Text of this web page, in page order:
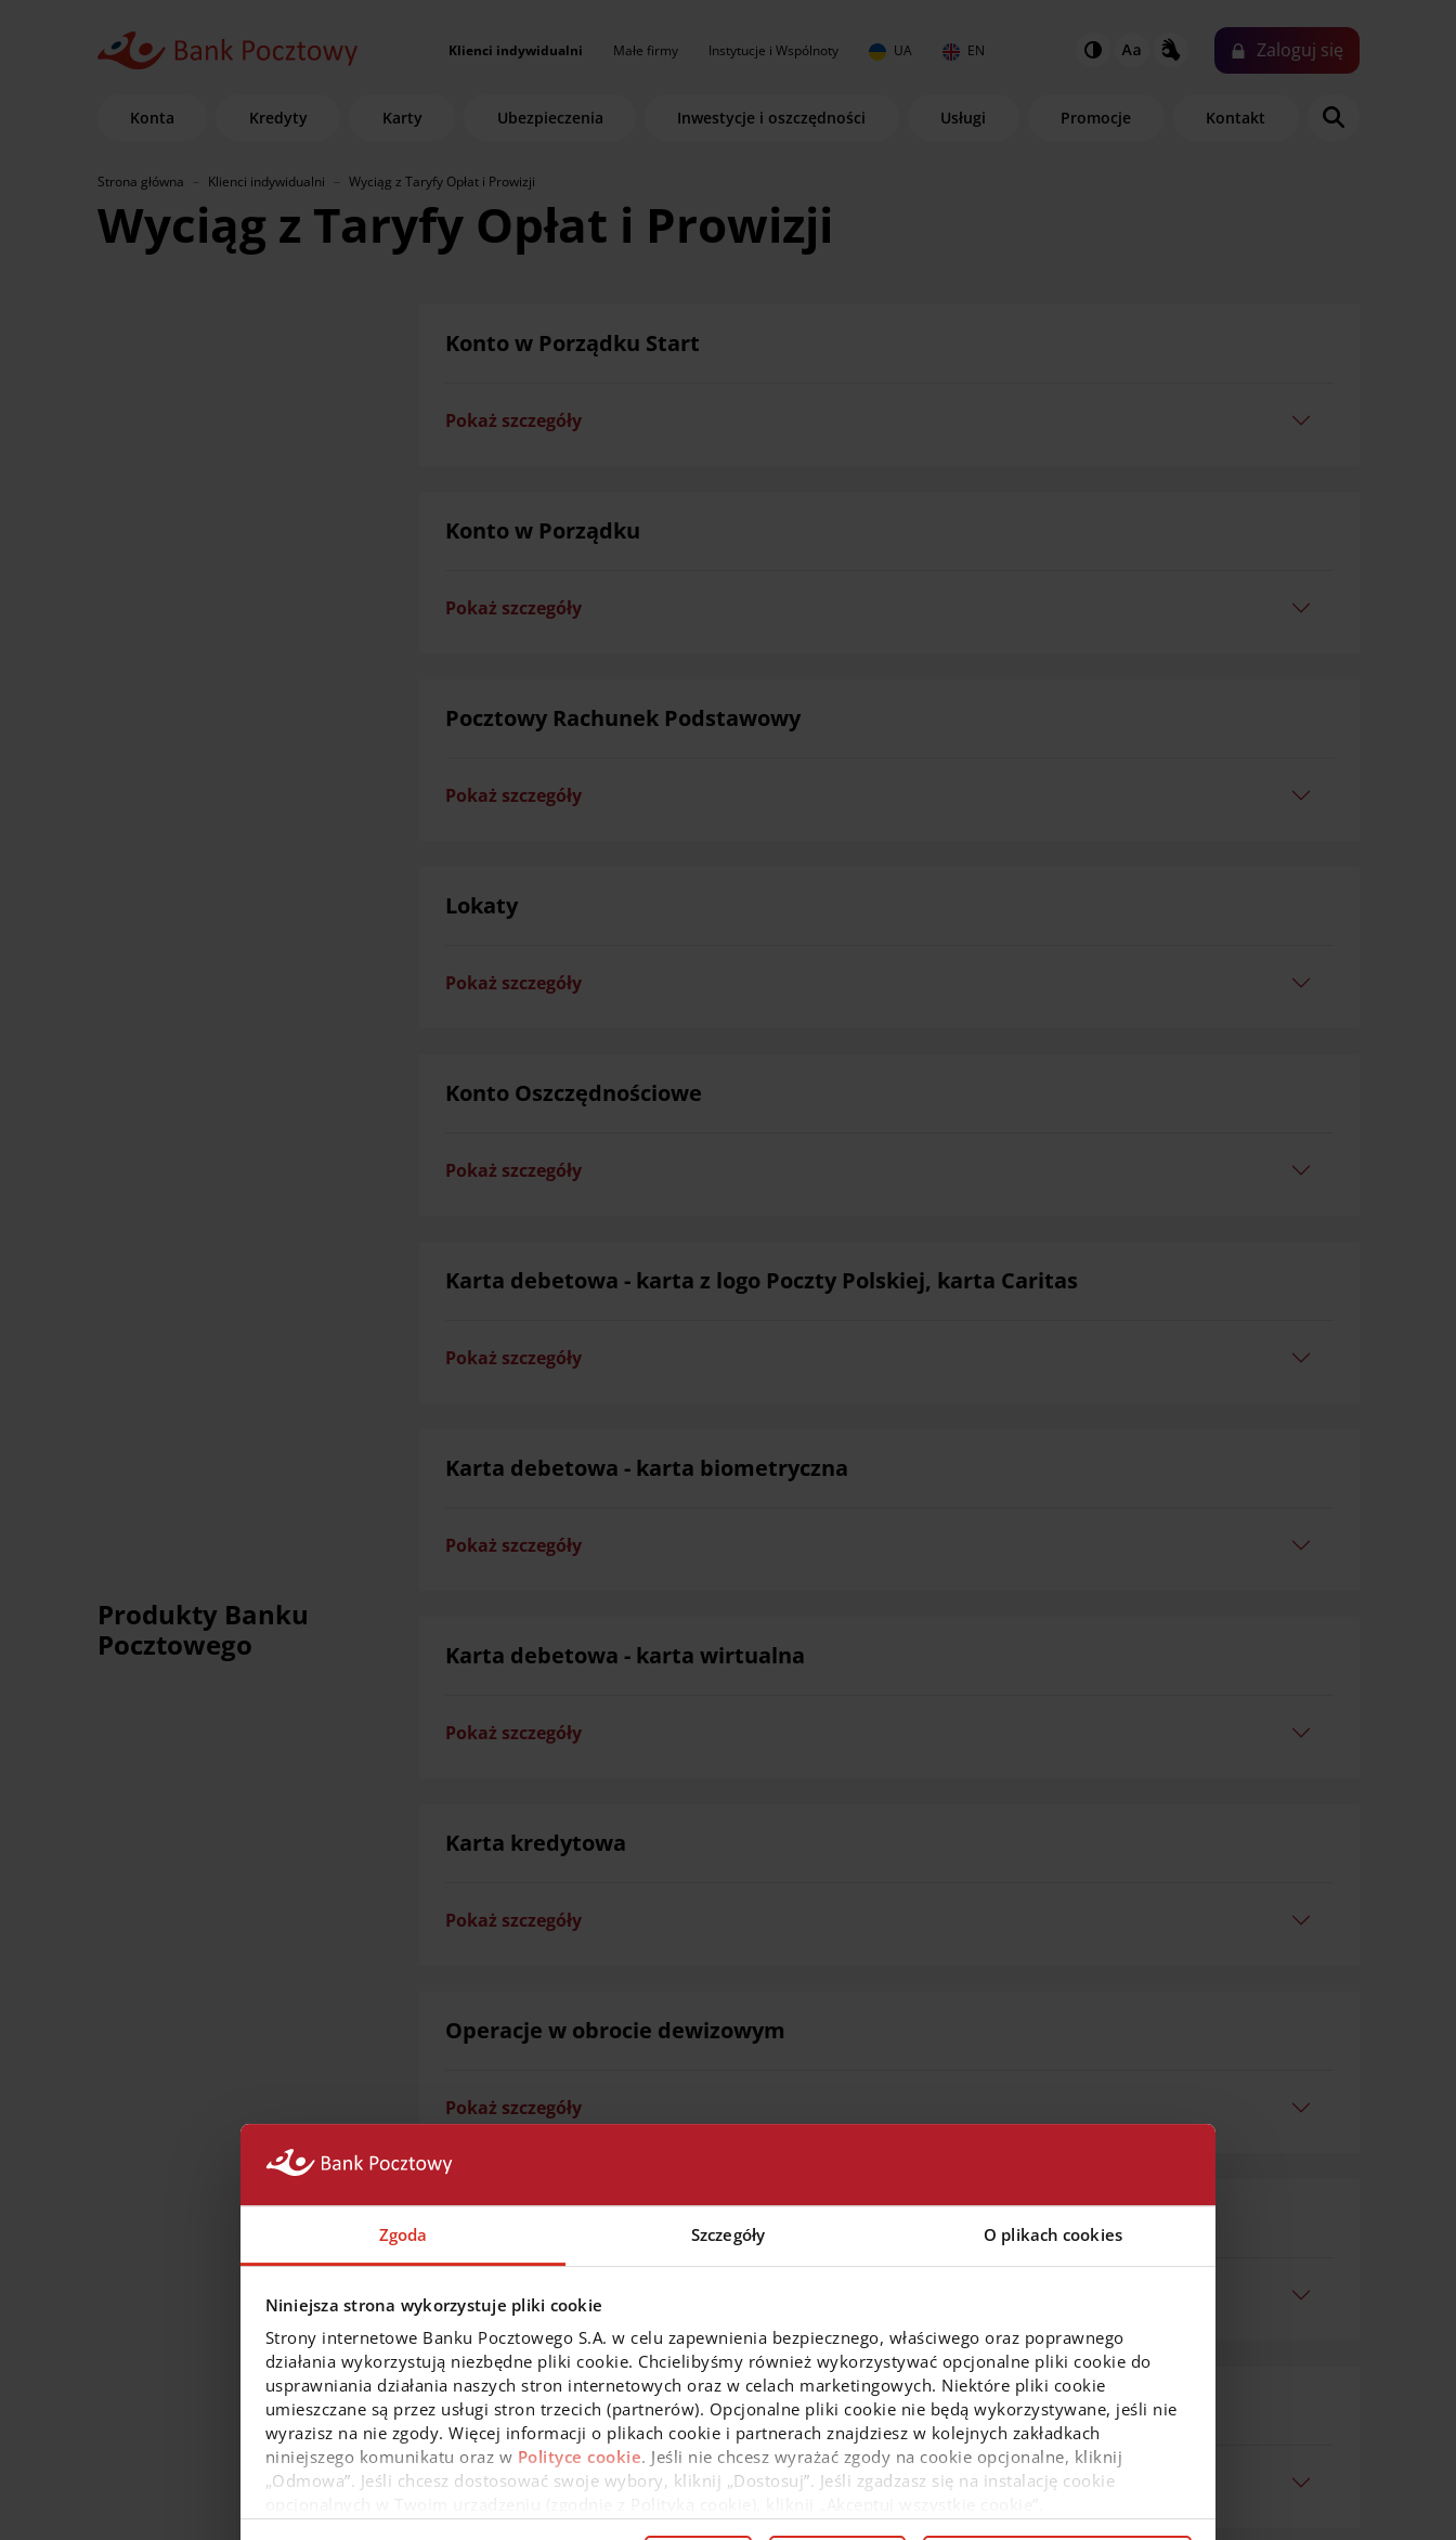
Zgoda Szczegóły O plikach cookies
Niniejsza strona wykorzystuje pliki cookie
Strony internetowe Banku Pocztowego S.A. w celu zapewnienia bezpiecznego, właściwego oraz poprawnego
działania wykorzystują niezbędne pliki cookie. Chcielibyśmy również wykorzystywać opcjonalne pliki cookie do
usprawniania działania naszych stron internetowych oraz w celach marketingowych. Niektóre pliki cookie
umieszczane są przez usługi stron trzecich (partnerów). Opcjonalne pliki cookie nie będą wykorzystywane, jeśli nie
wyrazisz na nie zgody. Więcej informacji o plikach cookie i partnerach znajdziesz w kolejnych zakładkach
niniejszego komunikatu oraz w Polityce cookie. Jeśli nie chcesz wyrażać zgody na cookie opcjonalne, kliknij
„Odmowa”. Jeśli chcesz dostosować swoje wybory, kliknij „Dostosuj”. Jeśli zgadzasz się na instalację cookie
Klienci indywidualni Małe firmy Instytucje i Wspólnoty UA EN Zaloguj się
Konta Kredyty Karty Ubezpieczenia Inwestycje i oszczędności Usługi Promocje Kontakt
Strona główna Klienci indywidualni Wyciąg z Taryfy Opłat i Prowizji
Wyciąg z Taryfy Opłat i Prowizji
Produkty Banku
Pocztowego
Konto w Porządku Start
Pokaż szczegóły
Konto w Porządku
Pokaż szczegóły
Pocztowy Rachunek Podstawowy
Pokaż szczegóły
Lokaty
Pokaż szczegóły
Konto Oszczędnościowe
Pokaż szczegóły
Karta debetowa - karta z logo Poczty Polskiej, karta Caritas
Pokaż szczegóły
Karta debetowa - karta biometryczna
Pokaż szczegóły
Karta debetowa - karta wirtualna
Pokaż szczegóły
Karta kredytowa
Pokaż szczegóły
Operacje w obrocie dewizowym
Pokaż szczegóły
Pokaż szczegóły
Kredyty
Pokaż szczegóły